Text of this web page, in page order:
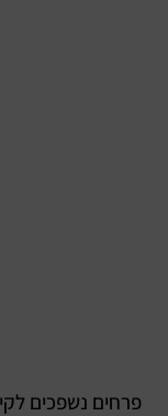
פרחים נשפכים